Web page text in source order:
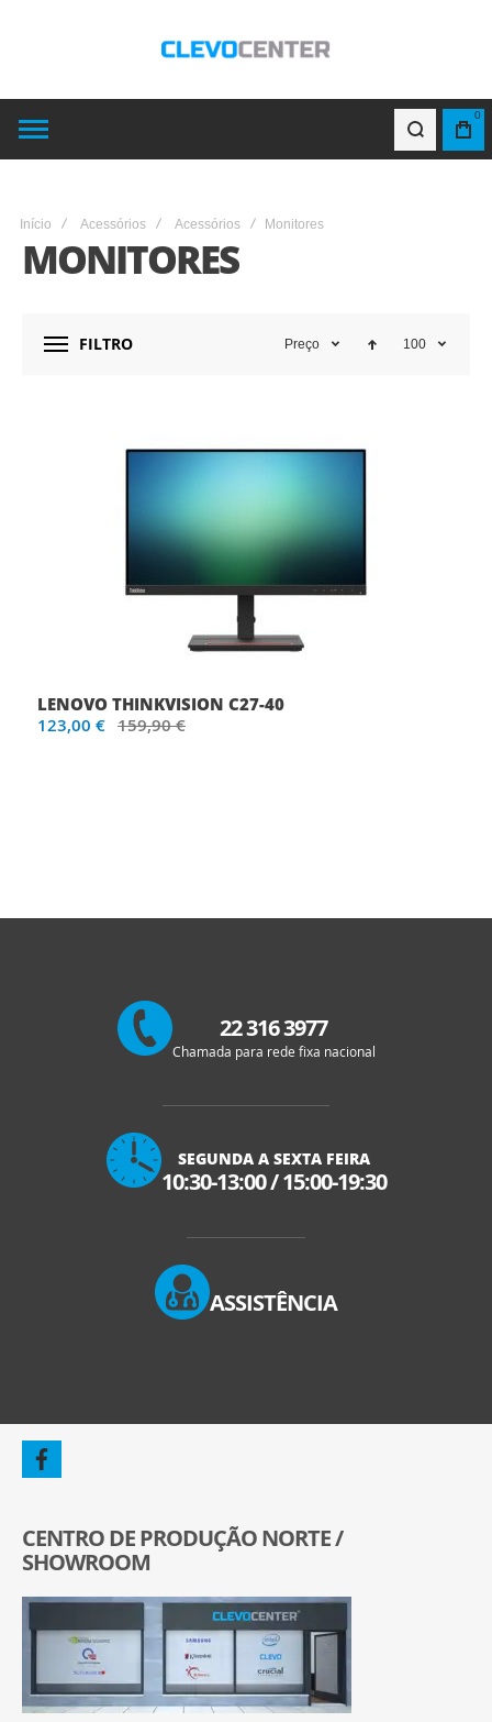
0
Início Acessórios Acessórios Monitores
MONITORES
FILTRO Preço 100
LENOVO THINKVISION C27-40
123,00 € 159,90 €
22 316 3977
Chamada para rede fixa nacional
SEGUNDA A SEXTA FEIRA
10:30-13:00/15:00-19:30
ASSISTÊNCIA
CENTRO DE PRODUÇÃO NORTE /
SHOWROOM